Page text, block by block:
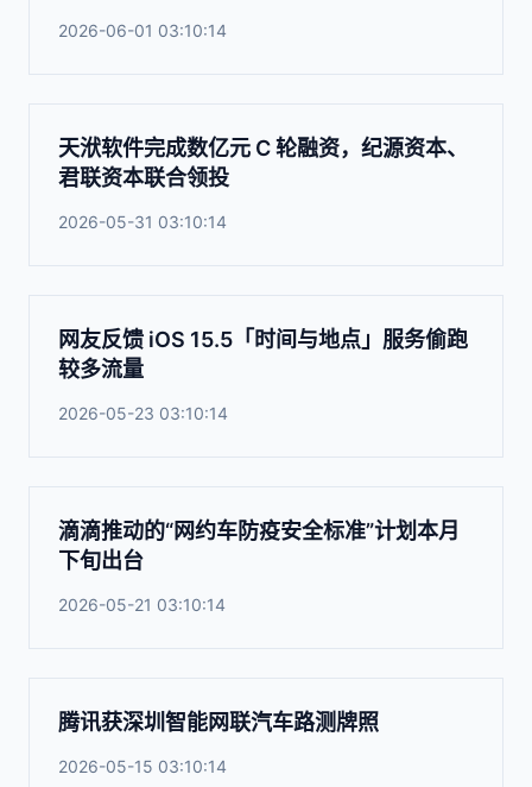
2026-06-01 03:10:14
天洑软件完成数亿元 C 轮融资，纪源资本、
君联资本联合领投
2026-05-31 03:10:14
网友反馈 iOS 15.5「时间与地点」服务偷跑
较多流量
2026-05-23 03:10:14
滴滴推动的“网约车防疫安全标准”计划本月
下旬出台
2026-05-21 03:10:14
腾讯获深圳智能网联汽车路测牌照
2026-05-15 03:10:14